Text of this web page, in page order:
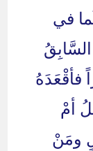
في
فأقْعَدَهُ
أمْ
ومَنْ